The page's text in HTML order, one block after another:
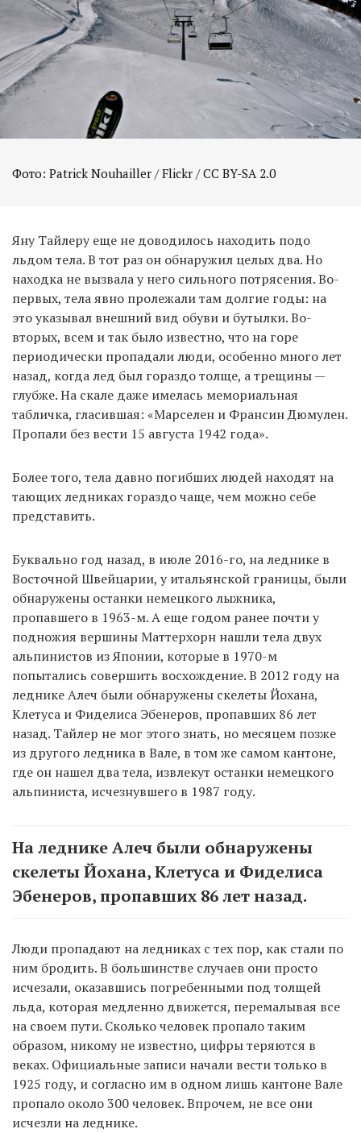
Фото: Patrick Nouhailler / Flickr / CC BY-SA 2.0
Яну Тайлеру еще не доводилось находить подо
льдом тела. В тот раз он обнаружил целых два. Но
находка не вызвала у него сильного потрясения. Во-
первых, тела явно пролежали там долгие годы: на
это указывал внешний вид обуви и бутылки. Во-
вторых, всем и так было известно, что на горе
периодически пропадали люди, особенно много лет
назад, когда лед был гораздо толще, а трещины —
глубже. На скале даже имелась мемориальная
табличка, гласившая: «Марселен и Франсин Дюмулен.
Пропали без вести 15 августа 1942 года».
Более того, тела давно погибших людей находят на
тающих ледниках гораздо чаще, чем можно себе
представить.
Буквально год назад, в июле 2016-го, на леднике в
Восточной Швейцарии, у итальянской границы, были
обнаружены останки немецкого лыжника,
пропавшего в 1963-м. А еще годом ранее почти у
подножия вершины Маттерхорн нашли тела двух
альпинистов из Японии, которые в 1970-м
попытались совершить восхождение. В 2012 году на
леднике Алеч были обнаружены скелеты Йохана,
Клетуса и Фиделиса Эбенеров, пропавших 86 лет
назад. Тайлер не мог этого знать, но месяцем позже
из другого ледника в Вале, в том же самом кантоне,
где он нашел два тела, извлекут останки немецкого
альпиниста, исчезнувшего в 1987 году.
На леднике Алеч были обнаружены
скелеты Йохана, Клетуса и Фиделиса
Эбенеров, пропавших 86 лет назад.
Люди пропадают на ледниках с тех пор, как стали по
ним бродить. В большинстве случаев они просто
исчезали, оказавшись погребенными под толщей
льда, которая медленно движется, перемалывая все
на своем пути. Сколько человек пропало таким
образом, никому не известно, цифры теряются в
веках. Официальные записи начали вести только в
1925 году, и согласно им в одном лишь кантоне Вале
пропало около 300 человек. Впрочем, не все они
исчезли на леднике.